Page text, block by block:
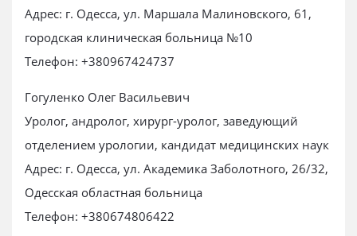
Адрес: г. Одесса, ул. Маршала Малиновского, 61,
городская клиническая больница №10
Телефон: +380967424737
Гогуленко Олег Васильевич
Уролог, андролог, хирург-уролог, заведующий
отделением урологии, кандидат медицинских наук
Адрес: г. Одесса, ул. Академика Заболотного, 26/32,
Одесская областная больница
Телефон: +380674806422